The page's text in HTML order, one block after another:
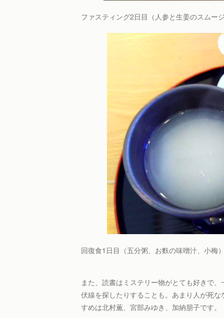
ファスティング2日目（人参と生姜のスムー
回復食1日目（五分粥、お麩の味噌汁、小梅
また、読書はミステリー物がとても好きで
伏線を探したりすることも。あまり人が死
すめは北村薫、宮部みゆき、加納朋子です。